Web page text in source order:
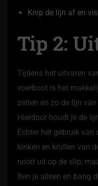
Knip de lijn af en
Tip 2:
Tijdens het uitvaren
voerboot is het
zetten en zo de lijn
Hierdoor houdt je de
Echter het gebruik
kinken en krullen van
nooit uit op de slip,
Ben je alleen en bang